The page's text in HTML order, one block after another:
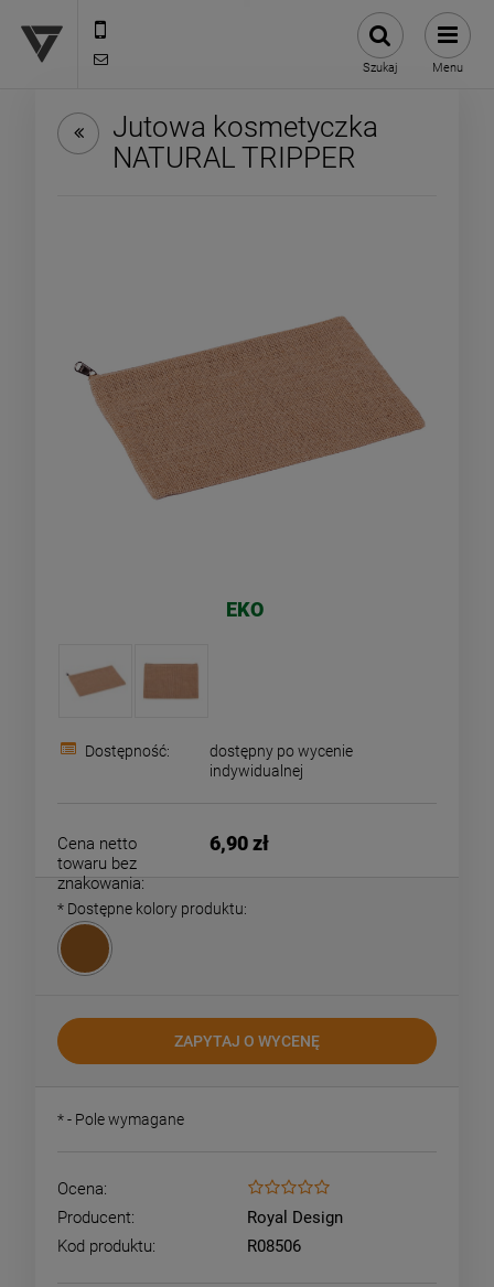
Szukaj Menu
Jutowa kosmetyczka
NATURAL TRIPPER
EKO
Dostępność:
dostępny po wycenie
indywidualnej
Cena netto
towaru bez
znakowania:
6,90 zł
* Dostępne kolory produktu:
ZAPYTAJ O WYCENĘ
*- Pole wymagane
Ocena:
Producent:
Royal Design
Kod produktu:
R08506